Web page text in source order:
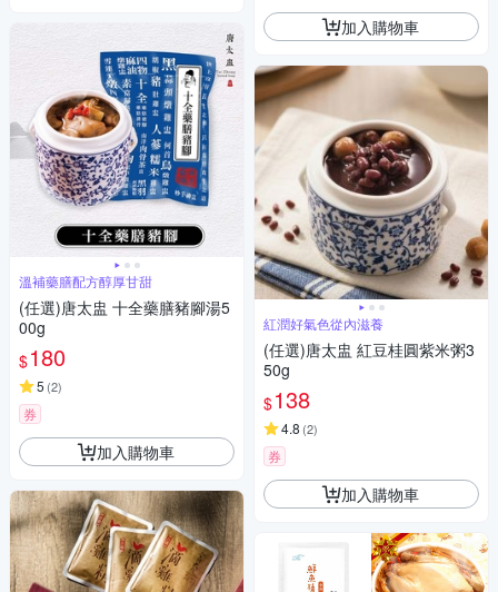
溫補藥膳配方醇厚甘甜
(任選)唐太盅 十全藥膳豬腳湯5
00g
$180
5 (2)
券
加入購物車
加入購物車
紅潤好氣色從內滋養
(任選)唐太盅 紅豆桂圓紫米粥3
50g
$138
4.8 (2)
券
加入購物車